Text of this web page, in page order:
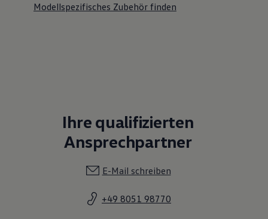
Modellspezifisches Zubehör finden
Ihre qualifizierten
Ansprechpartner
E-Mail schreiben
+49 8051 98770